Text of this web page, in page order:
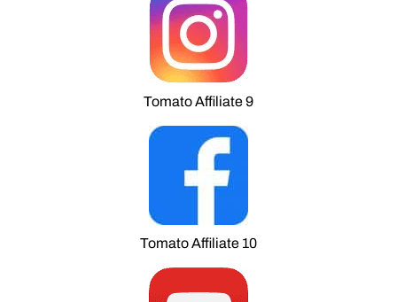
Tomato Affiliate 9
Tomato Affiliate 10